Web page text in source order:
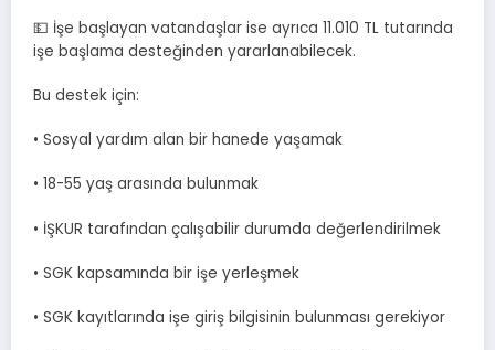
💵 İşe başlayan vatandaşlar ise ayrıca 11.010 TL tutarında
işe başlama desteğinden yararlanabilecek.
Bu destek için:
• Sosyal yardım alan bir hanede yaşamak
• 18-55 yaş arasında bulunmak
• İŞKUR tarafından çalışabilir durumda değerlendirilmek
• SGK kapsamında bir işe yerleşmek
• SGK kayıtlarında işe giriş bilgisinin bulunması gerekiyor